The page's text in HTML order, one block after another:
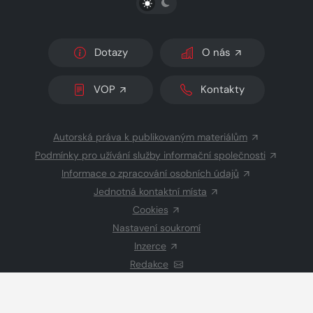
Dotazy O nás
VOP Kontakty
Autorská práva k publikovaným materiálům
Podmínky pro užívání služby informační společnosti
Informace o zpracování osobních údajů
Jednotná kontaktní místa
Cookies
Nastavení soukromí
Inzerce
Redakce